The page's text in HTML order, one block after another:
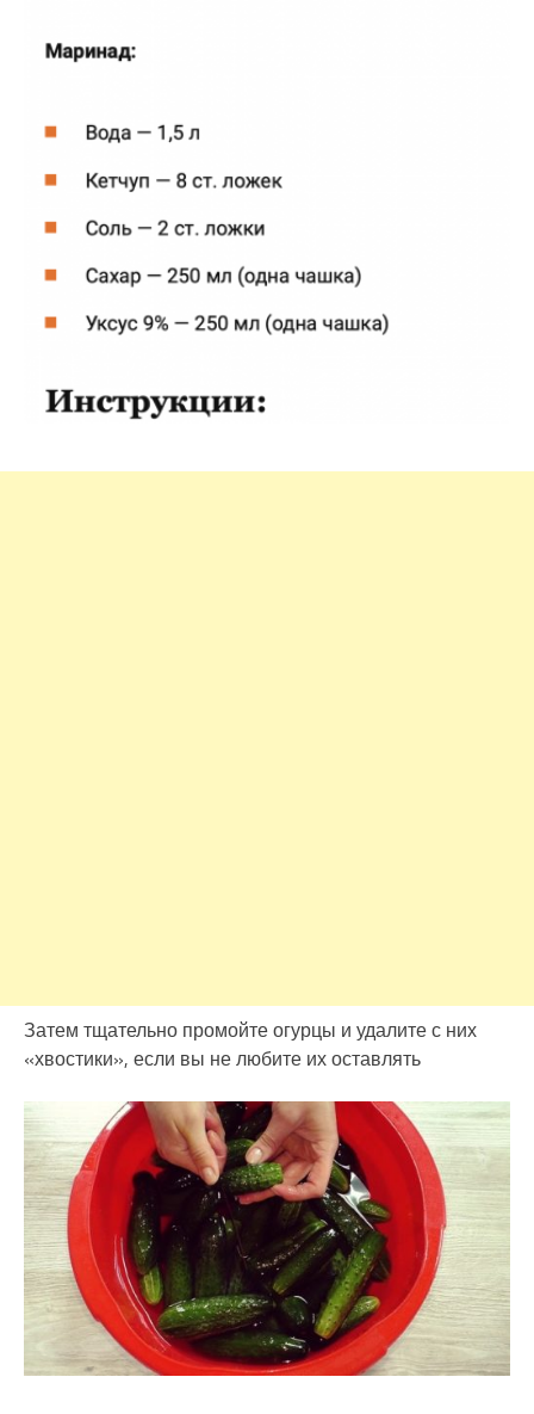
Затем тщательно промойте огурцы и удалите с них
«хвостики», если вы не любите их оставлять